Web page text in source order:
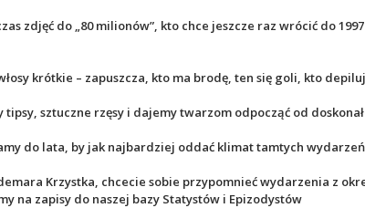
zdjęć do „80 milionów”, kto chce jeszcze raz wrócić do
krótkie – zapuszcza, kto ma brodę, ten się goli, kto
sztuczne rzęsy i dajemy twarzom odpocząć od
do lata, by jak najbardziej oddać klimat tamtych
Krzystka, chcecie sobie przypomnieć wydarzenia z
na zapisy do naszej bazy Statystów i Epizodystów